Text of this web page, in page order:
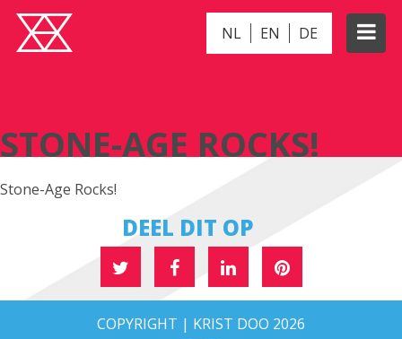
NL EN DE
STONE-AGE ROCKS!
Stone-Age Rocks!
DEEL DIT OP
COPYRIGHT | KRIST DOO 2026